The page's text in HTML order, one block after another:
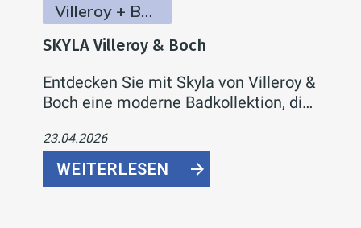
Villeroy + Boch
SKYLA Villeroy & Boch
Entdecken Sie mit Skyla von Villeroy &
Boch eine moderne Badkollektion, die
und asymmetrischer Formensprache
überzeugt. Flexible Farb- und
Größenoptionen, innovative
23.04.2026
WEITERLESEN